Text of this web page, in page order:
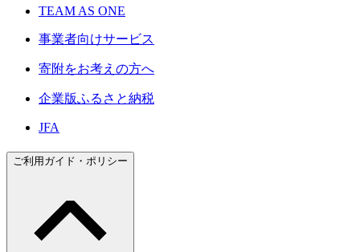
TEAM AS ONE
事業者向けサービス
寄附をお考えの方へ
企業版ふるさと納税
JFA
ご利用ガイド・ポリシー